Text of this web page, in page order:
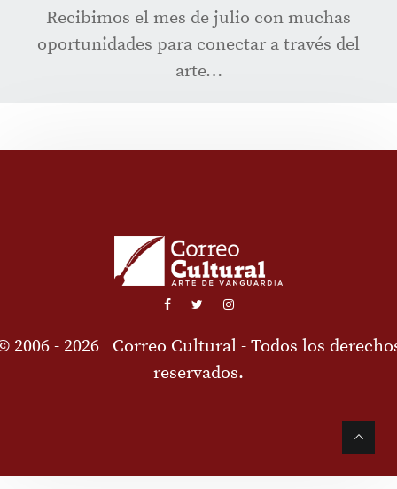
Recibimos el mes de julio con muchas
oportunidades para conectar a través del
arte…
2006 - 2026 Correo Cultural - Todos los
reservados.